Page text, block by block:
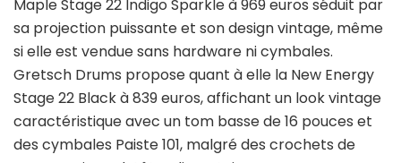
Maple Stage 22 Indigo Sparkle à 969 euros séduit par
sa projection puissante et son design vintage, même
si elle est vendue sans hardware ni cymbales.
Gretsch Drums propose quant à elle la New Energy
Stage 22 Black à 839 euros, affichant un look vintage
caractéristique avec un tom basse de 16 pouces et
des cymbales Paiste 101, malgré des crochets de